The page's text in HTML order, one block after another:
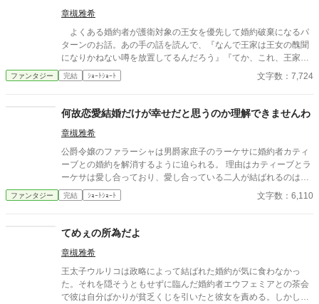
章槻雅希
よくある婚約者が護衛対象の王女を優先して婚約破棄になるパ
ターンのお話。あの手の話を読んで、『なんで王家は王女の醜聞
になりかねない噂を放置してるんだろう』『てか、これ、王家が
婚約者の家蔑ろにしてるよね？』と思った結果できた話。ひそか
なサブタイは『うちも王家を馬鹿にしてますけど』かもしれませ
稿、自サイトにも掲載しています。
ファンタジー 完結 ｼｮｰﾄｼｮｰﾄ 文字数：7,724
何故恋愛結婚だけが幸せだと思うのか理解できませんわ
章槻雅希
公爵令嬢のファラーシャは男爵家庶子のラーケサに婚約者カティ
ーブとの婚約を解消するように迫られる。 理由はカティーブとラ
ーケサは愛し合っており、愛し合っている二人が結ばれるのは当
然で、カティーブとラーケサが結婚しラーケサが侯爵夫人となる
のが正しいことだからとのこと。 しかし、ファラーシャにはその
主張が理解できなかった。 結婚とは一種の事業であると考える高
話。 拙作『法律の多い魔導王国』と同じカヌーン魔導王国の話。
法律関係何でもアリなカヌーン王国便利で使い勝手がいい
（笑）。 『小説家になろう』様・『アルファポリス』様に重複投
稿、自サイトにも掲載。
ファンタジー 完結 ｼｮｰﾄｼｮｰﾄ 文字数：6,110
てめぇの所為だよ
章槻雅希
王太子ウルリコは政略によって結ばれた婚約が気に食わなかっ
た。それを隠そうともせずに臨んだ婚約者エウフェミアとの茶会
で彼は自分ばかりが貧乏くじを引いたと彼女を責める。しかし、